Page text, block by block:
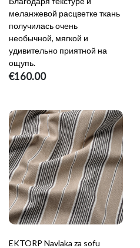
меланжевой расцветке ткань
получилась очень
необычной, мягкой и
удивительно приятной на
ощупь.
€160.00
EKTORP Navlaka za sofu